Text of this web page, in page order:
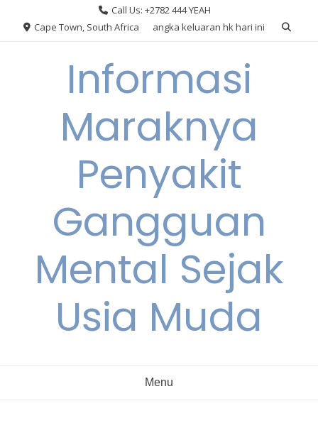
Call Us: +2782 444 YEAH
Cape Town, South Africa
angka keluaran hk hari ini
Informasi
Maraknya
Penyakit
Gangguan
Mental Sejak
Usia Muda
Menu